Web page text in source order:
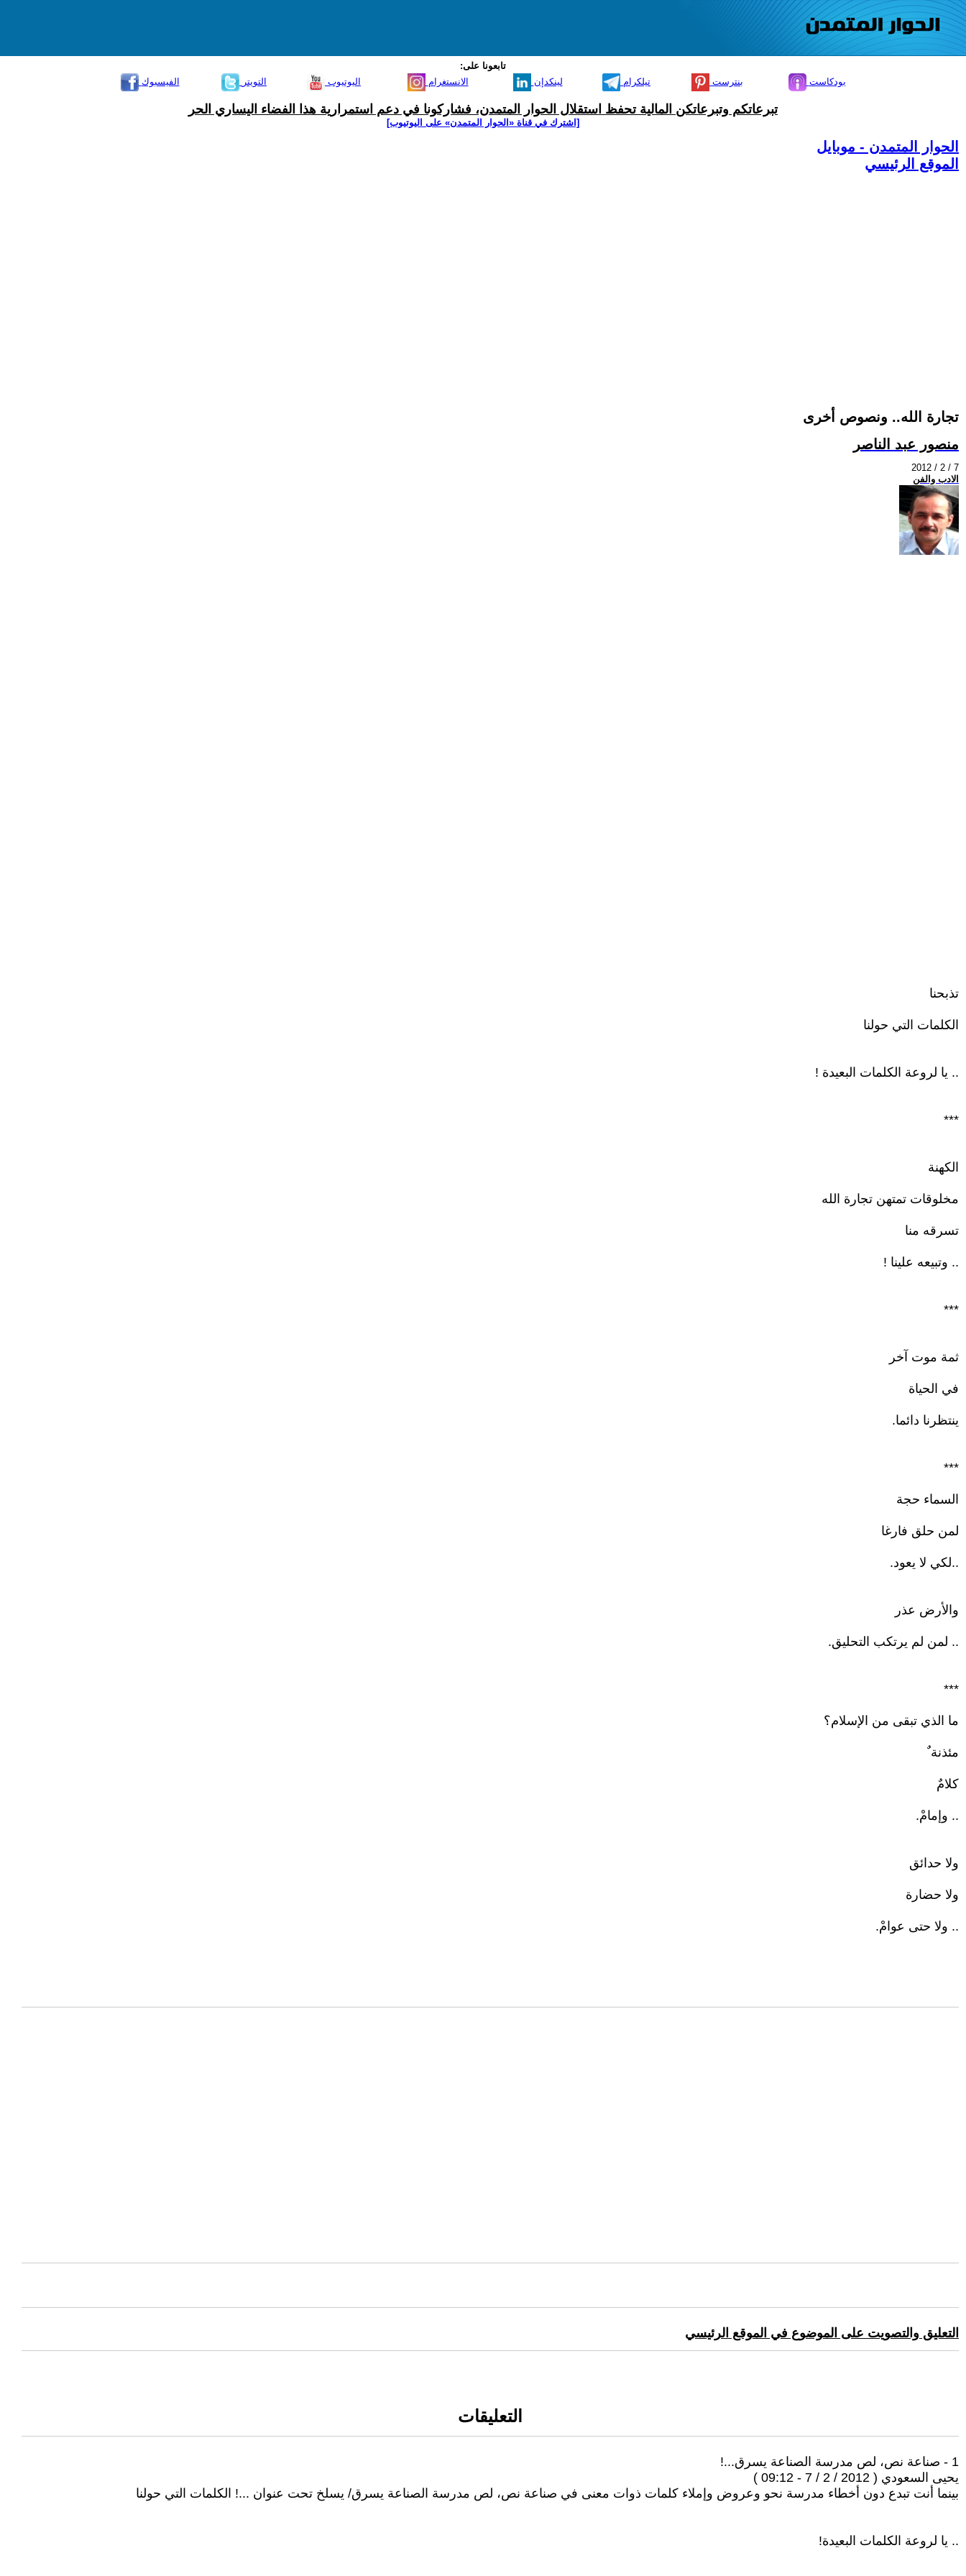
تابعونا على:
الفيسبوك
التويتر اليوتيوب الانستغرام لينكدإن تيلكرام بنترست بودكاست
تبرعاتكم وتبرعاتكن المالية تحفظ استقلال الحوار المتمدن، فشاركونا في دعم استمرارية هذا الفضاء اليساري الحر
[اشترك في قناة ‫«الحوار المتمدن» على اليوتيوب]
الحوار المتمدن - موبايل
الموقع الرئيسي
تجارة الله.. ونصوص أخرى
منصور عبد الناصر
2012 / 2 / 7
الادب والفن
تذبحنا
الكلمات التي حولنا
.. يا لروعة الكلمات البعيدة !
***
الكهنة
مخلوقات تمتهن تجارة الله
تسرقه منا
.. وتبيعه علينا !
***
ثمة موت آخر
في الحياة
ينتظرنا دائما.
***
السماء حجة
لمن حلق فارغا
..لكي لا يعود.
والأرض عذر
.. لمن لم يرتكب التحليق.
***
ما الذي تبقى من الإسلام؟
مئذنة ٌ
كلامٌ
.. وإمامْ.
ولا حدائق
ولا حضارة
.. ولا حتى عوامْ.
التعليق والتصويت على الموضوع في الموقع الرئيسي
التعليقات
1 - صناعة نص، لص مدرسة الصناعة يسرق...!
يحيى السعودي ( 2012 / 2 / 7 - 09:12 )
بينما أنت تبدع دون أخطاء مدرسة نحو وعروض وإملاء كلمات ذوات معنى في صناعة نص، لص مدرسة الصناعة يسرق/ يسلخ تحت عنوان ...! الكلمات التي حولنا
.. يا لروعة الكلمات البعيدة!